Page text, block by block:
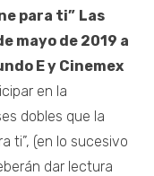
para ti” Las
mayo de 2019 a
E y Cinemex
en la
dobles que la
ti”, (en lo sucesivo
dar lectura